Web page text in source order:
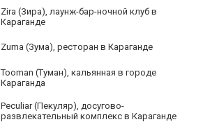
Zira (Зира), лаунж-бар-ночной клуб в
Караганде
Zuma (Зума), ресторан в Караганде
Tooman (Туман), кальянная в городе
Караганда
Peculiar (Пекуляр), досугово-
развлекательный комплекс в Караганде